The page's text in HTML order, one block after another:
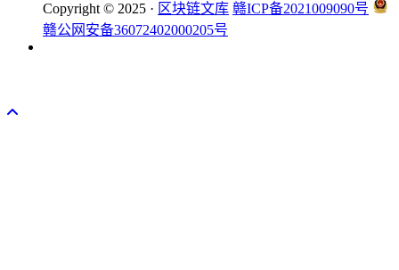
Copyright © 2025 · 区块链文库 赣ICP备2021009090号
赣公网安备36072402000205号